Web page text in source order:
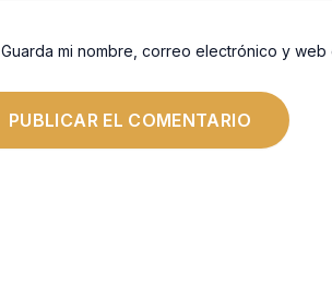
Guarda mi nombre, correo electrónico y